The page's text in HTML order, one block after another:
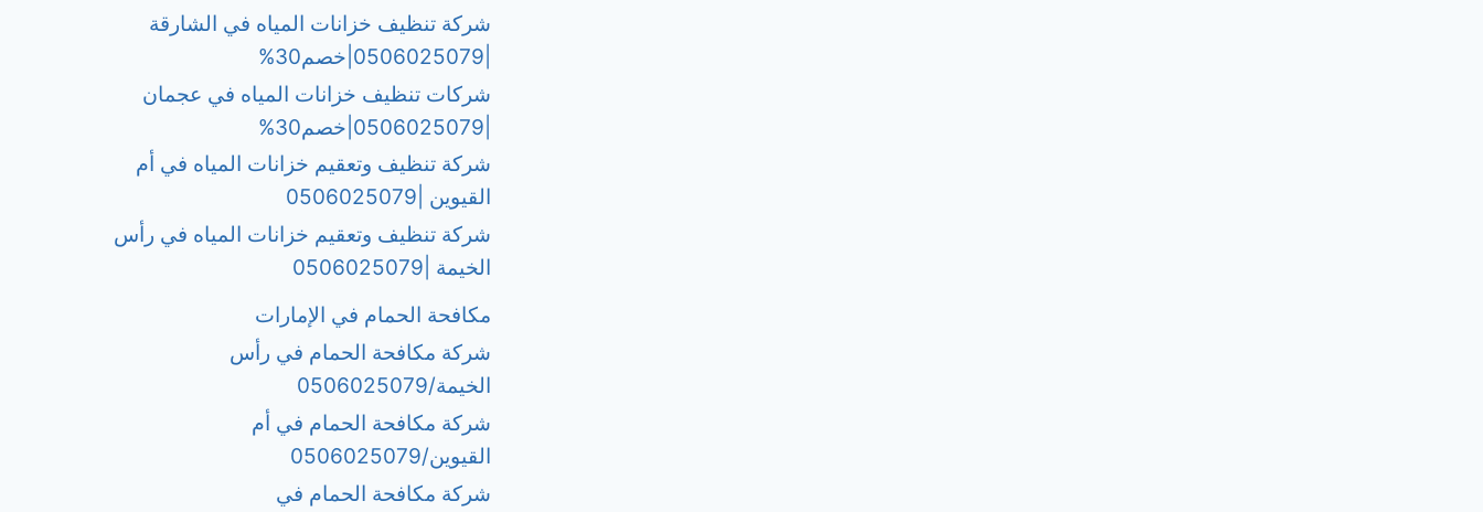
شركة تنظيف خزانات المياه في الشارقة
شركات تنظيف خزانات المياه في عجمان
شركة تنظيف وتعقيم خزانات المياه في أم
القيوين |0506025079
شركة تنظيف وتعقيم خزانات المياه في رأس
الخيمة |0506025079
مكافحة الحمام في الإمارات
شركة مكافحة الحمام في رأس
الخيمة/0506025079
شركة مكافحة الحمام في أم
القيوين/0506025079
شركة مكافحة الحمام في